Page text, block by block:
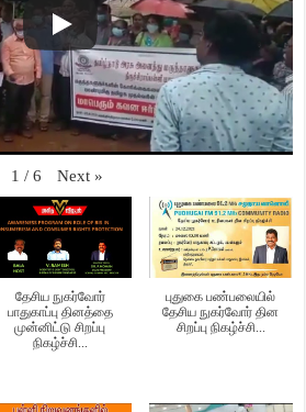
1 / 6 Next »
தேசிய நுகர்வோர்
பாதுகாப்பு தினத்தை
முன்னிட்டு சிறப்பு
நிகழ்ச்சி...
புதுகை பண்பலையில்
தேசிய நுகர்வோர் தின
சிறப்பு நிகழ்ச்சி...